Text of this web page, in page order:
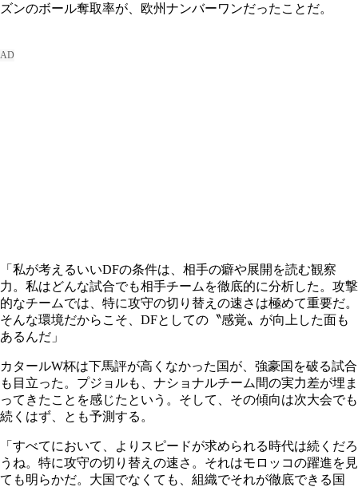
ズンのボール奪取率が、欧州ナンバーワンだったことだ。
「私が考えるいいDFの条件は、相手の癖や展開を読む観察
力。私はどんな試合でも相手チームを徹底的に分析した。攻撃
的なチームでは、特に攻守の切り替えの速さは極めて重要だ。
そんな環境だからこそ、DFとしての〝感覚〟が向上した面も
あるんだ」
カタールW杯は下馬評が高くなかった国が、強豪国を破る試合
も目立った。プジョルも、ナショナルチーム間の実力差が埋ま
ってきたことを感じたという。そして、その傾向は次大会でも
続くはず、とも予測する。
「すべてにおいて、よりスピードが求められる時代は続くだろ
うね。特に攻守の切り替えの速さ。それはモロッコの躍進を見
ても明らかだ。大国でなくても、組織でそれが徹底できる国